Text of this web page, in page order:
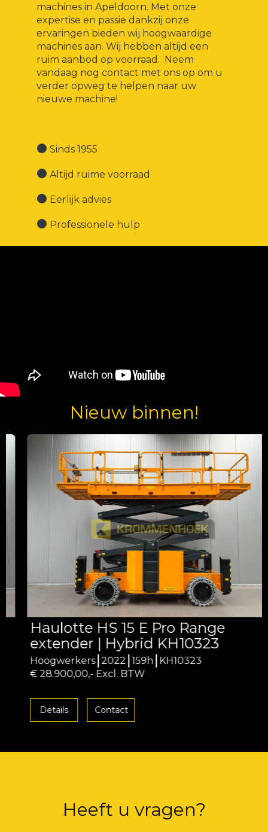
machines in Apeldoorn. Met onze
expertise en passie dankzij onze
ervaringen bieden wij hoogwaardige
machines aan. Wij hebben altijd een
ruim aanbod op voorraad. Neem
vandaag nog contact met ons op om u
verder opweg te helpen naar uw
nieuwe machine!
Sinds 1955
Altijd ruime voorraad
Eerlijk advies
Professionele hulp
Nieuw binnen!
Haulotte HS 15 E Pro Range
extender | Hybrid KH10323
Hoogwerkers 2022 159h KH10323
€ 28.900,00,- Excl. BTW
Details Contact
Heeft u vragen?